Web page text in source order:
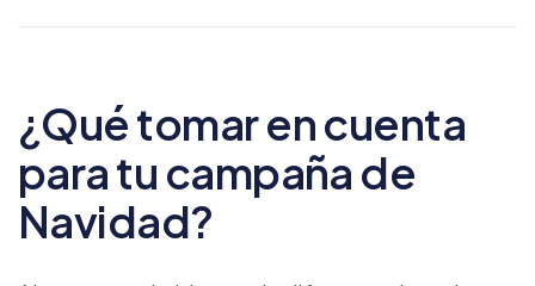
¿Qué tomar en cuenta
para tu campaña de
Navidad?